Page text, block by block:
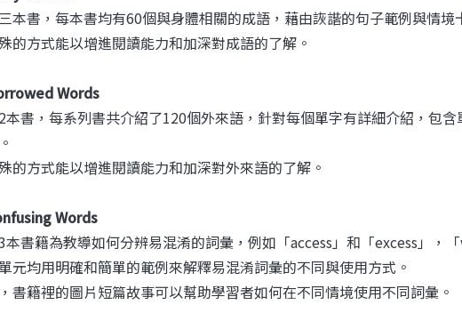
本書，每本書均有60個與身體相關的成語，藉由詼諧的句子範例與情境
的方式能以增進閱讀能力和加深對成語的了解。
Words
本書，每系列書共介紹了120個外來語，針對每個單字有詳細介紹，包
的方式能以增進閱讀能力和加深對外來語的了解。
Words
本書籍為教導如何分辨易混淆的詞彙，例如「access」和「excess」，
元均用明確和簡單的範例來解釋易混淆詞彙的不同與使用方式。
書籍裡的圖片短篇故事可以幫助學習者如何在不同情境使用不同詞彙。